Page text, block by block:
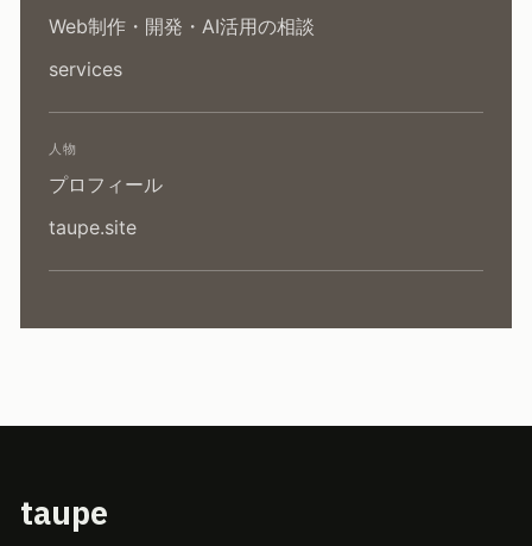
Web制作・開発・AI活用の相談
services
人物
プロフィール
taupe.site
taupe